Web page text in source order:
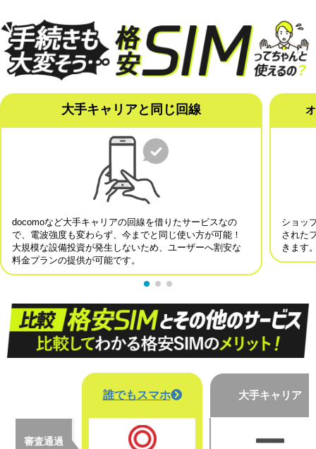
大手キャリアと同じ回線
docomoなど大手キャリアの回線を借りたサービスなの
で、電波強度も変わらず、今までと同じ使い方が可能！
大規模な設備投資が発生しないため、ユーザーへ割安な
料金プランの提供が可能です。
ショッ
された
きます
誰でもスマホ 大手キャリア
審査通過